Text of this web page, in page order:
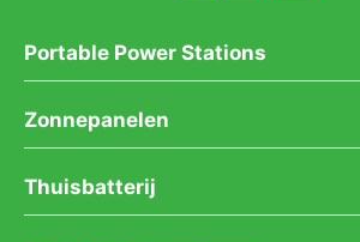
Portable Power Stations
Zonnepanelen
Thuisbatterij